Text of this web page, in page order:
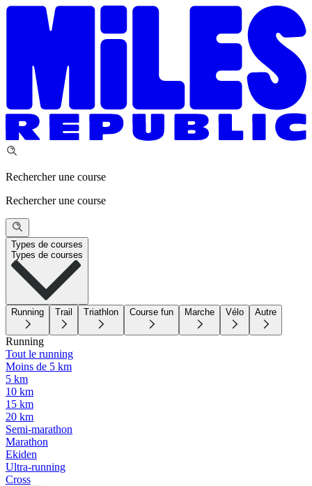
Rechercher une course
Rechercher une course
Types de courses
Types de courses
Running Trail Triathlon Course fun Marche Vélo Autre
Running
Tout le running
Moins de 5 km
5 km
10 km
15 km
20 km
Semi-marathon
Marathon
Ekiden
Ultra-running
Cross